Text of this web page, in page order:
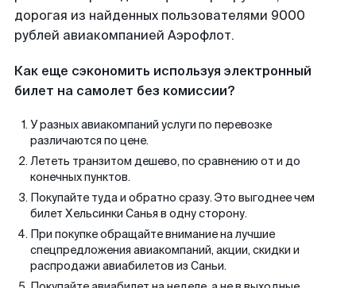
дорогая из найденных пользователями 9000
рублей авиакомпанией Аэрофлот.
Как еще сэкономить используя электронный
билет на самолет без комиссии?
У разных авиакомпаний услуги по перевозке
различаются по цене.
Лететь транзитом дешево, по сравнению от и до
конечных пунктов.
Покупайте туда и обратно сразу. Это выгоднее чем
билет Хельсинки Санья в одну сторону.
При покупке обращайте внимание на лучшие
спецпредложения авиакомпаний, акции, скидки и
распродажи авиабилетов из Саньи.